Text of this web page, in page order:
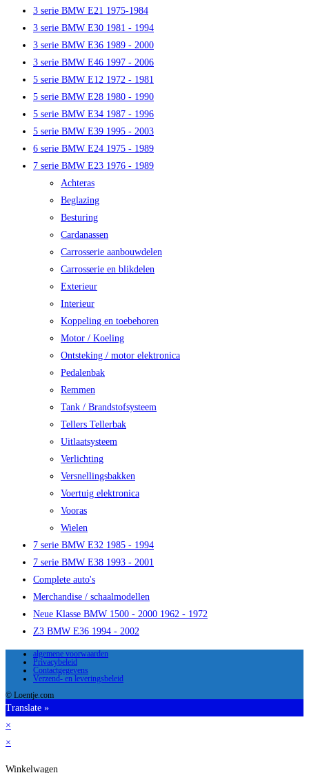
sluiten.
3 serie BMW E21 1975-1984
3 serie BMW E30 1981 - 1994
3 serie BMW E36 1989 - 2000
3 serie BMW E46 1997 - 2006
5 serie BMW E12 1972 - 1981
5 serie BMW E28 1980 - 1990
5 serie BMW E34 1987 - 1996
5 serie BMW E39 1995 - 2003
6 serie BMW E24 1975 - 1989
7 serie BMW E23 1976 - 1989
Achteras
Beglazing
Besturing
Cardanassen
Carrosserie aanbouwdelen
Carrosserie en blikdelen
Exterieur
Interieur
Koppeling en toebehoren
Motor / Koeling
Ontsteking / motor elektronica
Pedalenbak
Remmen
Tank / Brandstofsysteem
Tellers Tellerbak
Uitlaatsysteem
Verlichting
Versnellingsbakken
Voertuig elektronica
Vooras
Wielen
7 serie BMW E32 1985 - 1994
7 serie BMW E38 1993 - 2001
Complete auto's
Merchandise / schaalmodellen
Neue Klasse BMW 1500 - 2000 1962 - 1972
Z3 BMW E36 1994 - 2002
algemene voorwaarden
Privacybeleid
Contactgegevens
Verzend- en leveringsbeleid
© Loentje.com
Translate »
×
×
Winkelwagen